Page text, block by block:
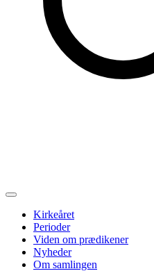
Kirkeåret
Perioder
Viden om prædikener
Nyheder
Om samlingen